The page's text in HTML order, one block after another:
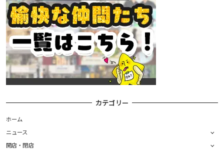
カテゴリー
ホーム
ニュース
開店・閉店